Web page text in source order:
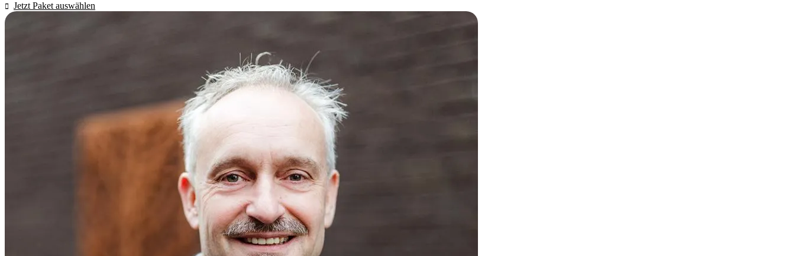
Jetzt Paket auswählen